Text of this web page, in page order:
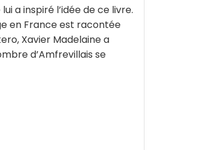
a inspiré l’idée de ce livre.
en France est racontée
Xavier Madelaine a
d’Amfrevillais se